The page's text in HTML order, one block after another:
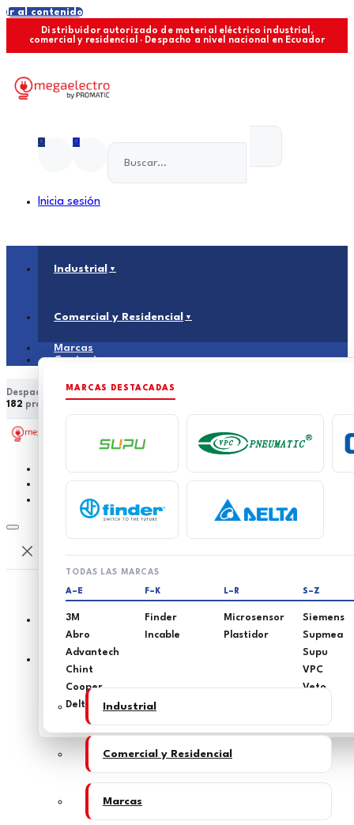
Ir al contenido
Distribuidor autorizado de material eléctrico industrial,
comercial y residencial · Despacho a nivel nacional en Ecuador
0 0
Inicia sesión
Industrial
Comercial y Residencial
Marcas
MARCAS DESTACADAS
TODAS LAS MARCAS
A–E
3M
Abro
Advantech
Chint
Cooper
Delta
F–K
Finder
Incable
L–R
Microsensor
Plastidor
S–Z
Siemens
Supmea
Supu
VPC
Veto
Contacto
Despacho a nivel nacional Asesoría técnica especializada
182 productos en catálogo
Industrial
Comercial y Residencial
Marcas